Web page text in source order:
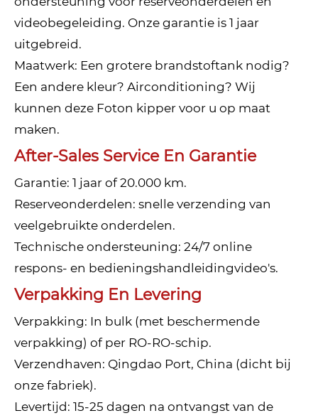
videobegeleiding. Onze garantie is 1 jaar
uitgebreid.
Maatwerk: Een grotere brandstoftank nodig?
Een andere kleur? Airconditioning? Wij
kunnen deze Foton kipper voor u op maat
maken.
After-Sales Service En Garantie
Garantie: 1 jaar of 20.000 km.
Reserveonderdelen: snelle verzending van
veelgebruikte onderdelen.
Technische ondersteuning: 24/7 online
respons- en bedieningshandleidingvideo's.
Verpakking En Levering
Verpakking: In bulk (met beschermende
verpakking) of per RO-RO-schip.
Verzendhaven: Qingdao Port, China (dicht bij
onze fabriek).
Levertijd: 15-25 dagen na ontvangst van de